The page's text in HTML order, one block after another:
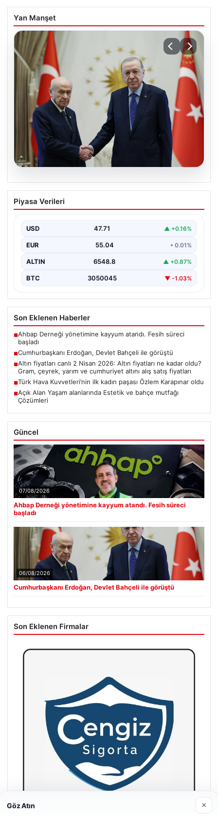
Yan Manşet
06.08.2026
Cumhurbaşkanı Erdoğan, Devlet
Bahçeli ile görüştü
Piyasa Verileri
USD 47.71 ▲ +0.16%
EUR 55.04 • 0.01%
ALTIN 6548.8 ▲ +0.87%
BTC 3050045 ▼ -1.03%
Son Eklenen Haberler
■Ahbap Derneği yönetimine kayyum atandı. Fesih süreci
başladı
■Cumhurbaşkanı Erdoğan, Devlet Bahçeli ile görüştü
■Altın fiyatları canlı 2 Nisan 2026: Altın fiyatları ne kadar oldu?
Gram, çeyrek, yarım ve cumhuriyet altını alış satış fiyatları
■Türk Hava Kuvvetleri’nin ilk kadın paşası Özlem Karapınar oldu
■Açık Alan Yaşam alanlarında Estetik ve bahçe mutfağı
Çözümleri
Güncel
07/08/2026
Ahbap Derneği yönetimine kayyum atandı. Fesih süreci
başladı
06/08/2026
Cumhurbaşkanı Erdoğan, Devlet Bahçeli ile görüştü
Son Eklenen Firmalar
Göz Atın ×